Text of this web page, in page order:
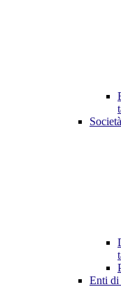
Enti di